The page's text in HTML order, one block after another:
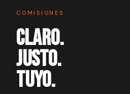
COMISIONES
CLARO.
JUSTO.
TUYO.